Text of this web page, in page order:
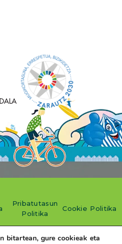
Pribatutasun
Politika
Cookie Politika
bitartean, gure cookieak eta